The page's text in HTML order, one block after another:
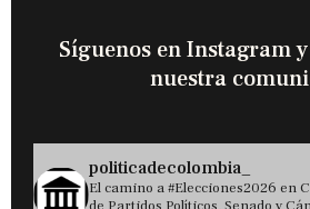
Síguenos en Instagram
nuestra
politicadecolombia_
El camino a #Elecciones2026 en
de Partidos Políticos, Senado y